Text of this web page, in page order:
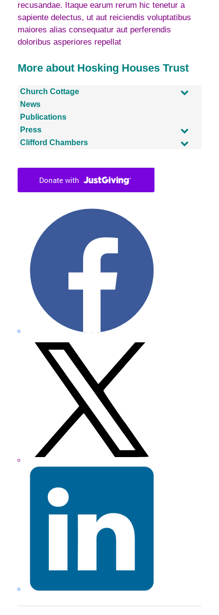
recusandae. Itaque earum rerum hic tenetur a
sapiente delectus, ut aut reiciendis voluptatibus
maiores alias consequatur aut perferendis
doloribus asperiores repellat
More about Hosking Houses Trust
Church Cottage
News
Publications
Press
Clifford Chambers